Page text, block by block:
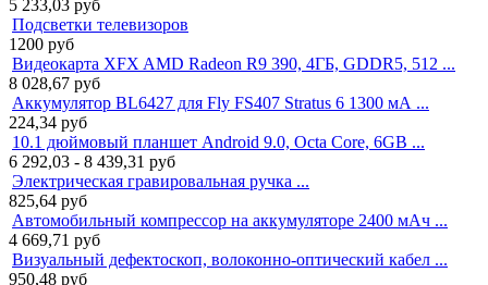
5 233,03 руб
Подсветки телевизоров
1200 руб
Видеокарта XFX AMD Radeon R9 390, 4ГБ, GDDR5, 512 ...
8 028,67 руб
Аккумулятор BL6427 для Fly FS407 Stratus 6 1300 мА ...
224,34 руб
10.1 дюймовый планшет Android 9.0, Octa Core, 6GB ...
6 292,03 - 8 439,31 руб
Электрическая гравировальная ручка ...
825,64 руб
Автомобильный компрессор на аккумуляторе 2400 мАч ...
4 669,71 руб
Визуальный дефектоскоп, волоконно-оптический кабел ...
950,48 руб